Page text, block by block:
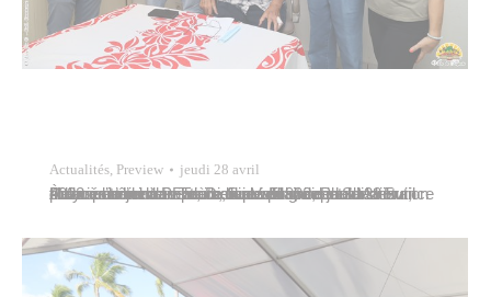
Actualités, Preview jeudi 28 avril
À l’occasion du trentième anniversaire de la Polynésienne des Eaux, filiale du groupe Suez France et concessionnaire du service public de la distribution d’eau potable à Papeete depuis 1992, Paul Maiotui, premier adjoint au maire, accueillait ce jeudi 28 avril 2022 à l’hôtel de ville, Didier Vallon, directeur des filiales outre-mer Eau de Suez France…